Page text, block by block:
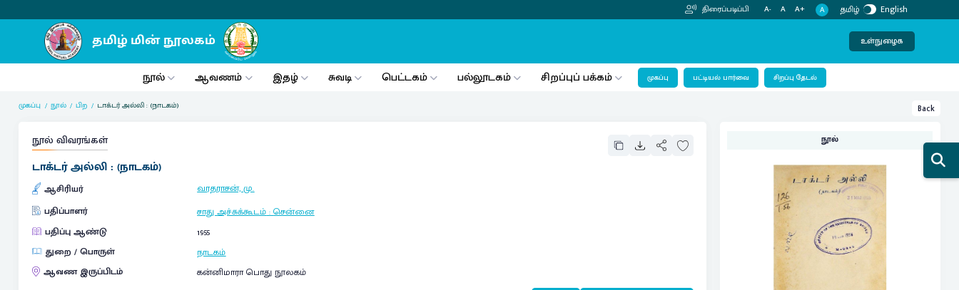
திரைப்படிப்பி A- A A+ A தமிழ் English
உள்நுழைக
நூல் ஆவணம் இதழ் சுவடி பெட்டகம் பல்லூடகம் சிறப்புப் பக்கம் முகப்பு பட்டியல் பார்வை சிறப்பு தேடல்
முகப்பு நூல் பிற டாக்டர் அல்லி : (நாடகம்) Back
நூல் விவரங்கள்
டாக்டர் அல்லி : (நாடகம்)
ஆசிரியர்
வரதராசன், மு.
பதிப்பாளர்
சாது அச்சுக்கூடம்:சென்னை
பதிப்பு ஆண்டு
1955
துறை / பொருள்
நாடகம்
ஆவண இருப்பிடம்
கன்னிமாரா பொது நூலகம்
நூல்